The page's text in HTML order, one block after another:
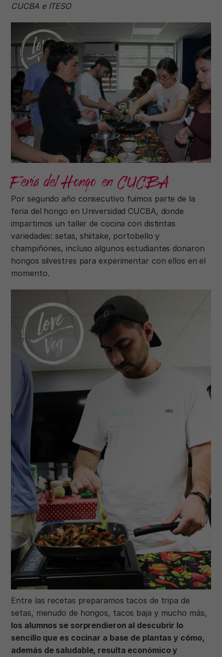
CUCBA e ITESO
Feria del Hongo en CUCBA
Por segundo año consecutivo fuimos parte de la
feria del hongo en Universidad CUCBA, donde
impartimos un taller de cocina con distintas
variedades: setas, shiitake, portobello y
champiñones, incluso algunos estudiantes donaron
hongos silvestres para experimentar con ellos en el
momento.
Entre las recetas preparamos tacos de tripa de
setas, menudo de hongos, tacos baja y mucho más,
los alumnos se sorprendieron al descubrir lo
sencillo que es cocinar a base de plantas y cómo,
además de saludable, resulta económico y